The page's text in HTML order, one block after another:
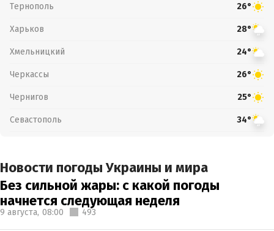
Тернополь 26°
Харьков 28°
Хмельницкий 24°
Черкассы 26°
Чернигов 25°
Севастополь 34°
Новости погоды Украины и мира
Без сильной жары: с какой погоды
начнется следующая неделя
9 августа, 08:00 493